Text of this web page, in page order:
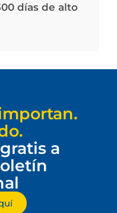
días de alto
a